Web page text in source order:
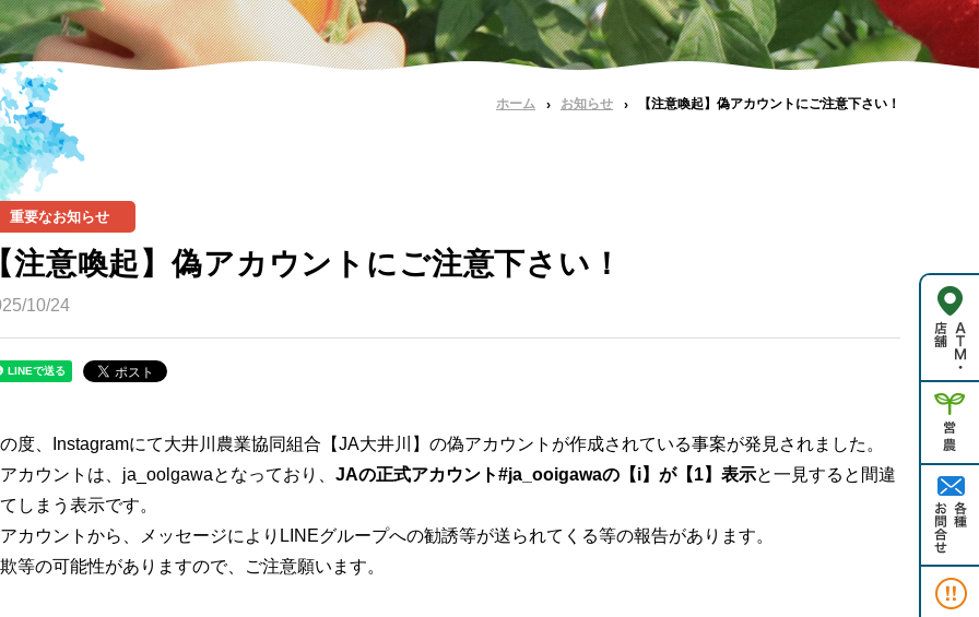
ホーム お知らせ 【注意喚起】偽アカウントにご注意下さい！
重要なお知らせ
注意喚起】偽アカウントにご注意下さい！
10/24
度、Instagramにて大井川農業協同組合【JA大井川】の偽アカウントが作成されている事案が発見されました。
カウントは、ja_oolgawaとなっており、 JAの正式アカウント#ja_ooigawaの【i】が【1】表示と一見すると間違
しまう表示です。
カウントから、メッセージによりLINEグループへの勧誘等が送られてくる等の報告があります。
等の可能性がありますので、ご注意願います。